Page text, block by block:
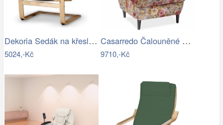
Dekoria Sedák na křeslo IKEA Poäng II,…
5024,-Kč
Casarredo Čalouněné křeslo LORD WM25…
9710,-Kč